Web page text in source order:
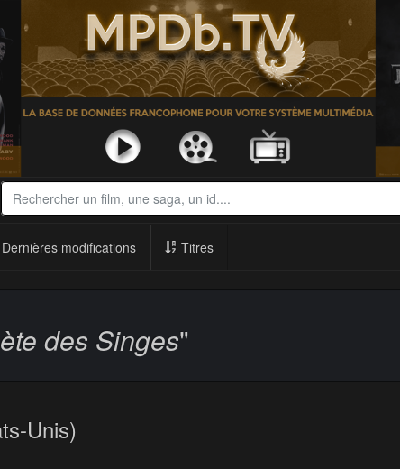
Dernières modifications Titres
des Singes"
Unis)